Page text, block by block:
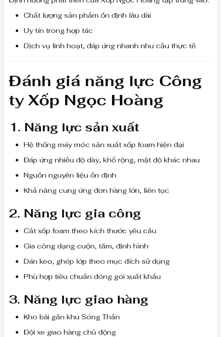
Chất lượng sản phẩm ổn định lâu dài
Uy tín trong hợp tác
Dịch vụ linh hoạt, đáp ứng nhanh nhu cầu thực tế
Đánh giá năng lực Công
ty Xốp Ngọc Hoàng
1. Năng lực sản xuất
Hệ thống máy móc sản xuất xốp foam hiện đại
Đáp ứng nhiều độ dày, khổ rộng, mật độ khác nhau
Nguồn nguyên liệu ổn định
Khả năng cung ứng đơn hàng lớn, liên tục
2. Năng lực gia công
Cắt xốp foam theo kích thước yêu cầu
Gia công dạng cuộn, tấm, định hình
Dán keo, ghép lớp theo mục đích sử dụng
Phù hợp tiêu chuẩn đóng gói xuất khẩu
3. Năng lực giao hàng
Kho bãi gần khu Sóng Thần
Đội xe giao hàng chủ động